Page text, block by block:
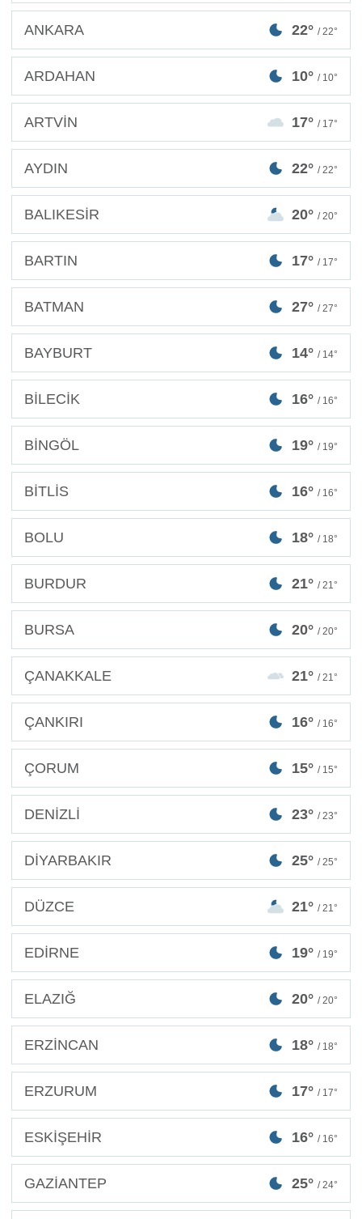
ANKARA 22° / 22°
ARDAHAN 10° / 10°
ARTVİN 17° / 17°
AYDIN 22° / 22°
BALIKESİR 20° / 20°
BARTIN 17° / 17°
BATMAN 27° / 27°
BAYBURT 14° / 14°
BİLECİK 16° / 16°
BİNGÖL 19° / 19°
BİTLİS 16° / 16°
BOLU 18° / 18°
BURDUR 21° / 21°
BURSA 20° / 20°
ÇANAKKALE 21° / 21°
ÇANKIRI 16° / 16°
ÇORUM 15° / 15°
DENİZLİ 23° / 23°
DİYARBAKIR 25° / 25°
DÜZCE 21° / 21°
EDİRNE 19° / 19°
ELAZIĞ 20° / 20°
ERZİNCAN 18° / 18°
ERZURUM 17° / 17°
ESKİŞEHİR 16° / 16°
GAZİANTEP 25° / 24°